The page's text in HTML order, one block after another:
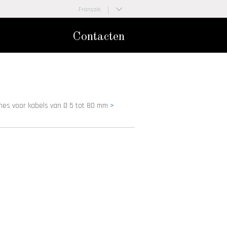
Français
Contacten
voor kabels van Ø 5 tot 80 mm >